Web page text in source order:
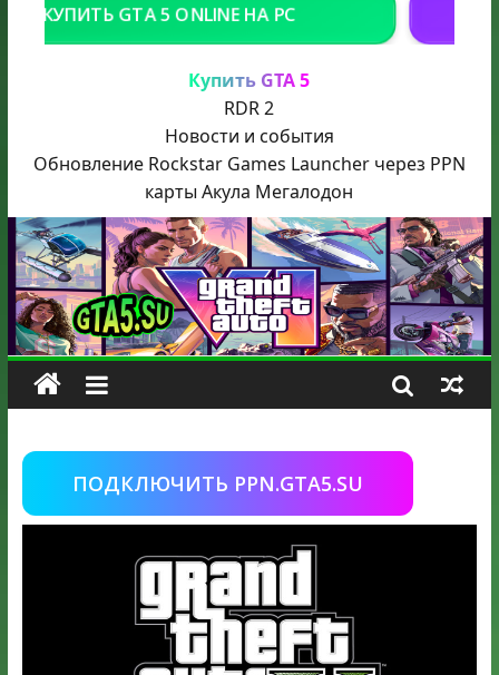
РЕШЕНИЕ ПРОБЛЕМ С GTA В РОССИИ
Купить GTA 5
RDR 2
Новости и события
Обновление Rockstar Games Launcher через PPN
карты Акула Мегалодон
ПОДКЛЮЧИТЬ PPN.GTA5.SU